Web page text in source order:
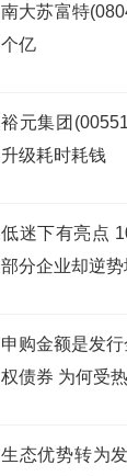
南大苏富特
个亿
裕元集团
升级耗时耗钱
低迷下有亮点
部分企业却逆势
申购金额是发
权债券 为何受
生态优势转为